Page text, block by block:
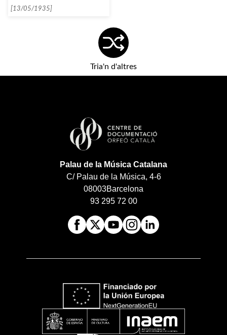
Francesc Tàrrega, per Alfred
[13/05/1935]
Tria'n d'altres
Palau de la Música Catalana
C/ Palau de la Música, 4-6
08003Barcelona
93 295 72 00